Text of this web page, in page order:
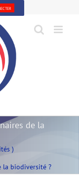
de la
)
la biodiversité ?